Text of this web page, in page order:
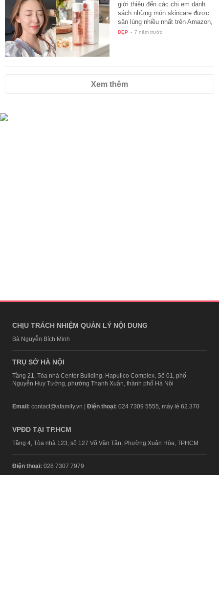
giới thiệu đến các chị em danh
sách những món skincare được
săn lùng nhiều nhất trên Amazon,
…
ĐẸP - 7 năm trước
Xem thêm
CHỊU TRÁCH NHIỆM QUẢN LÝ NỘI DUNG
Bà Nguyễn Bích Minh
TRỤ SỞ HÀ NỘI
Tầng 21, Tòa nhà Center Building, Hapulico Complex, Số 01, phố
Nguyễn Huy Tưởng, phường Thanh Xuân, thành phố Hà Nội
Email: contact@afamily.vn | Điện thoại: 024 7309 5555, máy lẻ 62.370
VPĐD TẠI TP.HCM
Tầng 4, Tòa nhà 123, số 127 Võ Văn Tần, Phường Xuân Hòa, TPHCM
Điện thoại: 028 7307 7979